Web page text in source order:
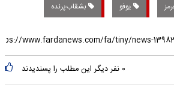
یوفو بشقاب‌پرنده
۰ نفر دیگر این مطلب را پسندیدند